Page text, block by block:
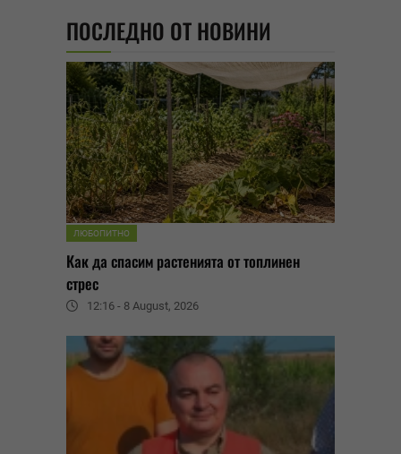
ПОСЛЕДНО ОТ НОВИНИ
ЛЮБОПИТНО
Как да спасим растенията от топлинен
стрес
12:16 - 8 August, 2026